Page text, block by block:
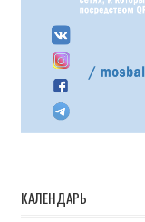
КАЛЕНДАРЬ